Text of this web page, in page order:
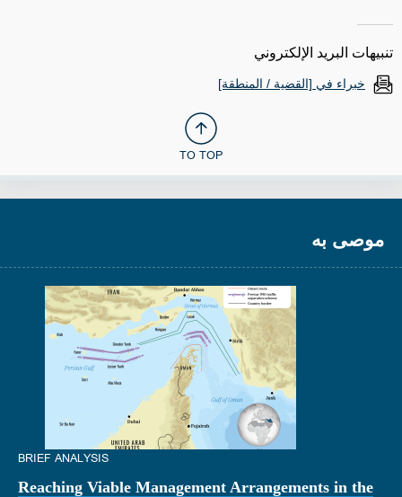
تنبيهات البريد الإلكتروني
خبراء في [القضية / المنطقة]
TO TOP
موصى به
BRIEF ANALYSIS
Reaching Viable Management Arrangements in the